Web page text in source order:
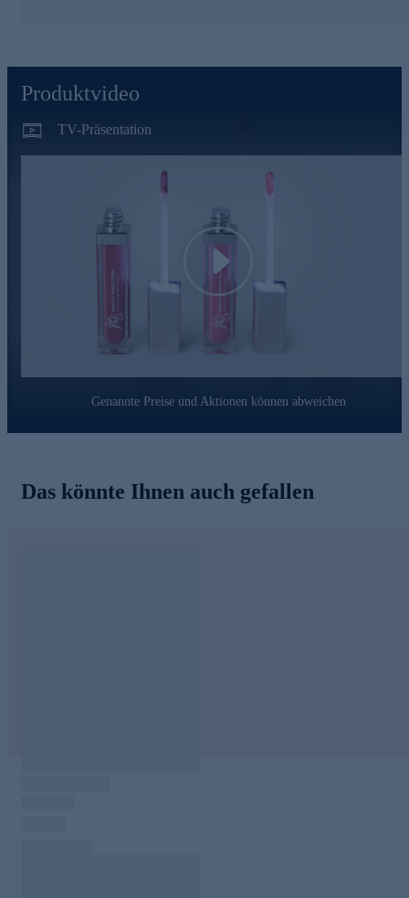
sich auch nachts perfekt schminken können.
Nutzen Sie die Gelegenheit und bestellen jetzt bequem
online.
Produktvideo
TV-Präsentation
Play
Genannte Preise und Aktionen können abweichen
Das könnte Ihnen auch gefallen